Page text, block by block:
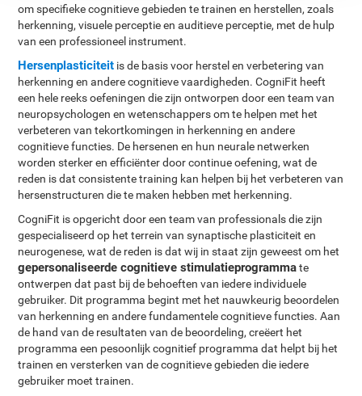
om specifieke cognitieve gebieden te trainen en herstellen, zoals
herkenning, visuele perceptie en auditieve perceptie, met de hulp
van een professioneel instrument.
Hersenplasticiteit is de basis voor herstel en verbetering van
herkenning en andere cognitieve vaardigheden. CogniFit heeft
een hele reeks oefeningen die zijn ontworpen door een team van
neuropsychologen en wetenschappers om te helpen met het
verbeteren van tekortkomingen in herkenning en andere
cognitieve functies. De hersenen en hun neurale netwerken
worden sterker en efficiënter door continue oefening, wat de
reden is dat consistente training kan helpen bij het verbeteren van
hersenstructuren die te maken hebben met herkenning.
CogniFit is opgericht door een team van professionals die zijn
gespecialiseerd op het terrein van synaptische plasticiteit en
neurogenese, wat de reden is dat wij in staat zijn geweest om het
gepersonaliseerde cognitieve stimulatieprogrammate
ontwerpen dat past bij de behoeften van iedere individuele
gebruiker. Dit programma begint met het nauwkeurig beoordelen
van herkenning en andere fundamentele cognitieve functies. Aan
de hand van de resultaten van de beoordeling, creëert het
programma een pesoonlijk cognitief programma dat helpt bij het
trainen en versterken van de cognitieve gebieden die iedere
gebruiker moet trainen.